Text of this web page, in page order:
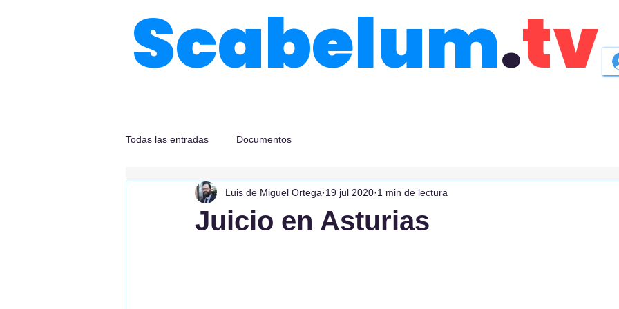
Scabelum.tv
Todas las entradas Documentos
Juicio en Asturias
Luis de Miguel Ortega 19 jul 2020 1 min de lectura